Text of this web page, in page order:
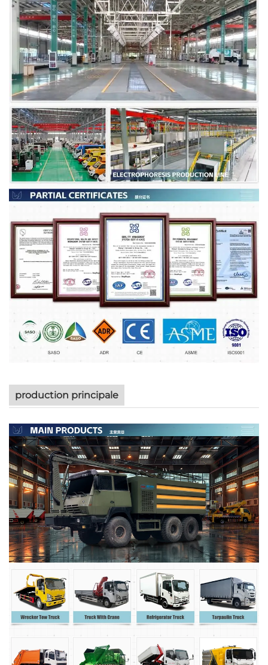
production principale